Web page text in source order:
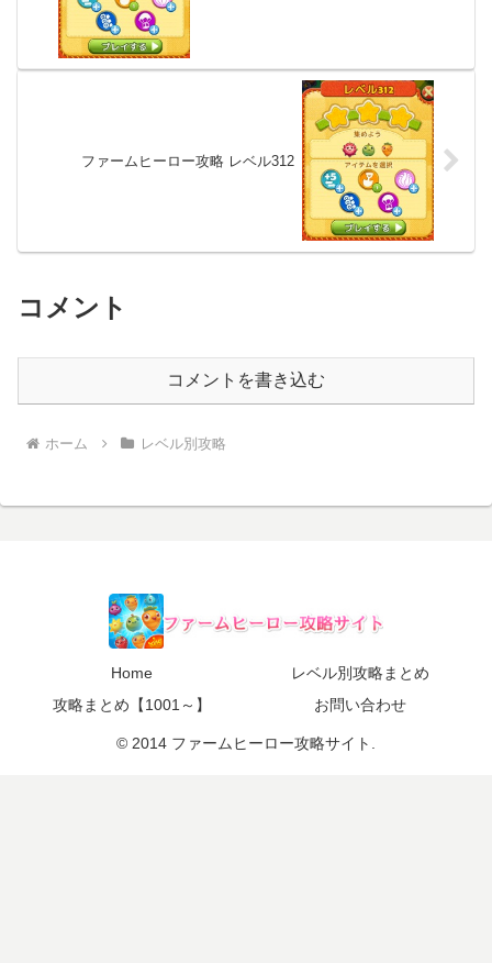
ファームヒーロー攻略 レベル312
コメント
コメントを書き込む
ホーム レベル別攻略
Home
レベル別攻略まとめ
攻略まとめ【1001～】
お問い合わせ
© 2014 ファームヒーロー攻略サイト.